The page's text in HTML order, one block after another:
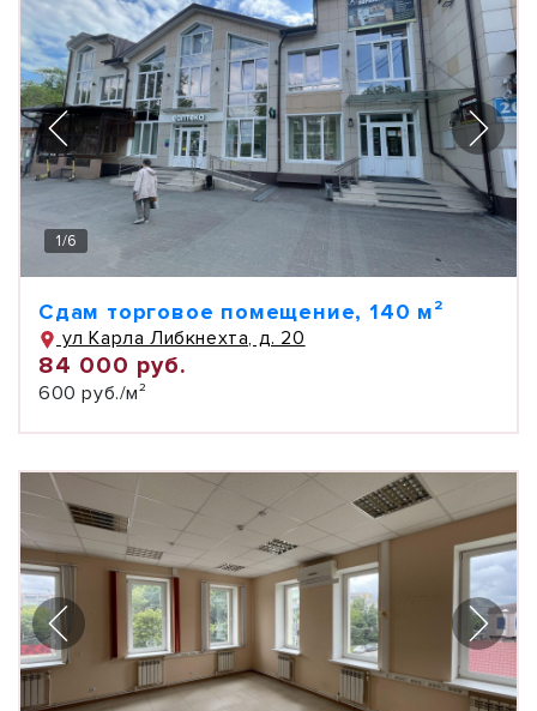
1/6
Сдам торговое помещение, 140 м²
ул Карла Либкнехта, д. 20
84 000 руб.
600 руб./м²